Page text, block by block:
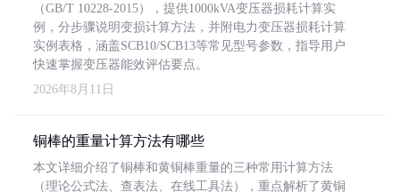
（GB/T 10228-2015），提供1000kVA变压器损耗计算实
例，分步骤说明变损计算方法，并附电力变压器损耗计算
实例表格，涵盖SCB10/SCB13等常见型号参数，指导用户
快速掌握变压器能效评估要点。
2026年8月11日
铜棒的重量计算方法有哪些
本文详细介绍了铜棒和黄铜棒重量的三种常用计算方法
（理论公式法、查表法、在线工具法），重点解析了黄铜